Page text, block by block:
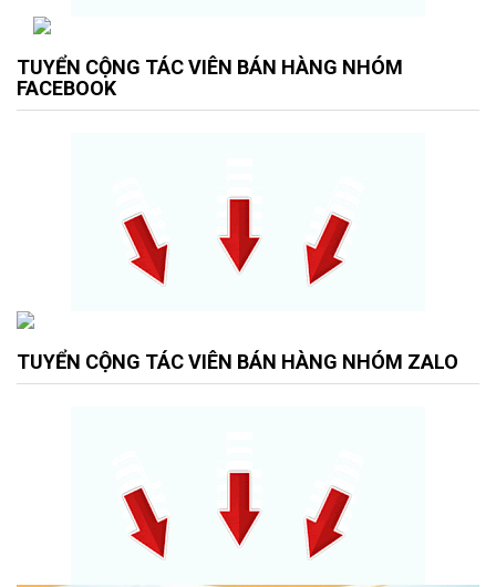
TUYỂN CỘNG TÁC VIÊN BÁN HÀNG NHÓM
FACEBOOK
TUYỂN CỘNG TÁC VIÊN BÁN HÀNG NHÓM ZALO